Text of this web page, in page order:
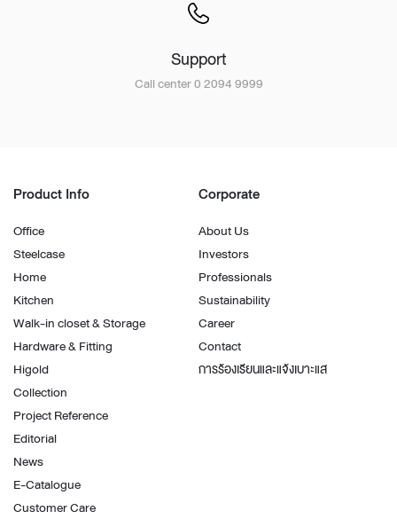
Support
Call center 0 2094 9999
Product Info
Office
Steelcase
Home
Kitchen
Walk-in closet & Storage
Hardware & Fitting
Higold
Collection
Project Reference
Editorial
News
E-Catalogue
Customer Care
Corporate
About Us
Investors
Professionals
Sustainability
Career
Contact
การร้องเรียนและแจ้งเบาะแส